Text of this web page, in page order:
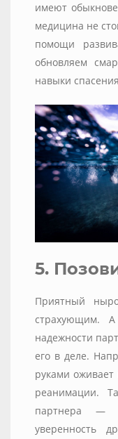
имеют
медицина не
помощи
обновляем
навыки
5.
Приятный
страхующим.
надежности
его в деле.
руками оживает
реанимации.
партнера —
уверенность